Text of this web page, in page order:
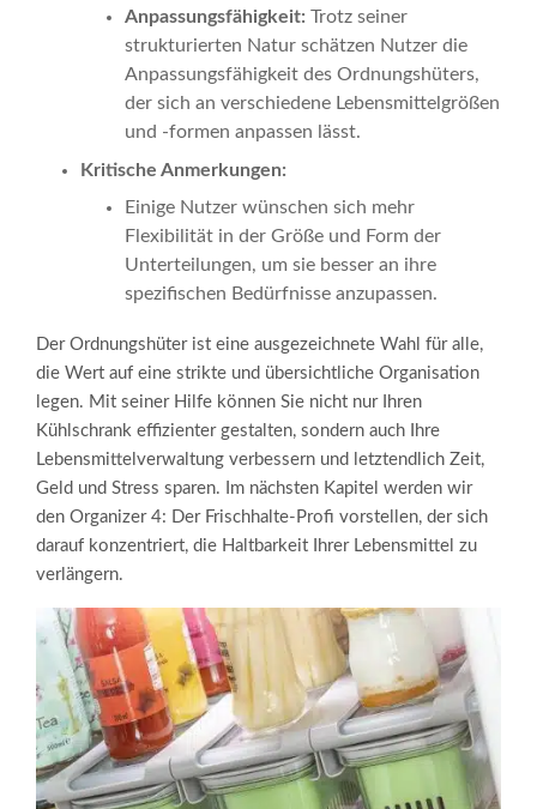
Anpassungsfähigkeit: Trotz seiner
strukturierten Natur schätzen Nutzer die
Anpassungsfähigkeit des Ordnungshüters,
der sich an verschiedene Lebensmittelgrößen
und -formen anpassen lässt.
Kritische Anmerkungen:
Einige Nutzer wünschen sich mehr
Flexibilität in der Größe und Form der
Unterteilungen, um sie besser an ihre
spezifischen Bedürfnisse anzupassen.
Der Ordnungshüter ist eine ausgezeichnete Wahl für alle,
die Wert auf eine strikte und übersichtliche Organisation
legen. Mit seiner Hilfe können Sie nicht nur Ihren
Kühlschrank effizienter gestalten, sondern auch Ihre
Lebensmittelverwaltung verbessern und letztendlich Zeit,
Geld und Stress sparen. Im nächsten Kapitel werden wir
den Organizer 4: Der Frischhalte-Profi vorstellen, der sich
darauf konzentriert, die Haltbarkeit Ihrer Lebensmittel zu
verlängern.